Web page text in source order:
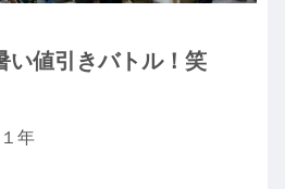
い値引きバトル！笑
年